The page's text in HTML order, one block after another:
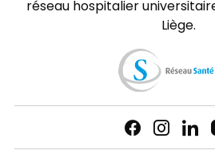
réseau hospitalier
Liège.